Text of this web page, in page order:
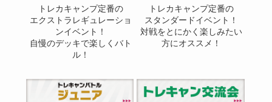
トレカキャンプ定番の
エクストラレギュレーショ
ンイベント！
自慢のデッキで楽しくバト
ル！
トレカキャンプ定番の
スタンダードイベント！
対戦をとにかく楽しみたい
方にオススメ！